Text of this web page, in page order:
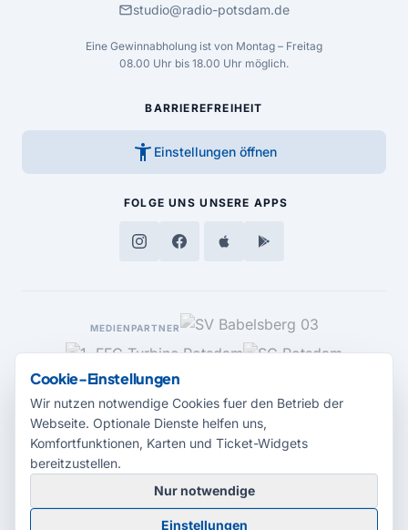
mailstudio@radio-potsdam.de
Eine Gewinnabholung ist von Montag – Freitag
08.00 Uhr bis 18.00 Uhr möglich.
BARRIEREFREIHEIT
accessibility_new Einstellungen öffnen
FOLGE UNS UNSERE APPS
MEDIENPARTNER
© 2026 Radio Potsdam. Webseite entwickelt durch dieMedienagentur
Babelsberg
Cookie-Einstellungen
Wir nutzen notwendige Cookies fuer den Betrieb der
Webseite. Optionale Dienste helfen uns,
Komfortfunktionen, Karten und Ticket-Widgets
bereitzustellen.
Nur notwendige
Einstellungen